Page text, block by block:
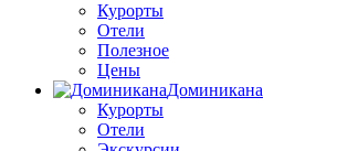
Курорты
Отели
Полезное
Цены
Доминикана
Курорты
Отели